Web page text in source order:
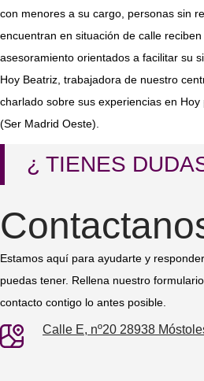
con menores a su cargo, personas sin
encuentran en situación de calle
asesoramiento orientados a facilitar su
Hoy Beatriz, trabajadora de nuestro
charlado sobre sus experiencias en
(Ser Madrid Oeste).
¿ TIENES
Estamos aquí para ayudarte y
puedas tener. Rellena nuestro
contacto contigo lo antes posible.
Calle E, nº20 28938